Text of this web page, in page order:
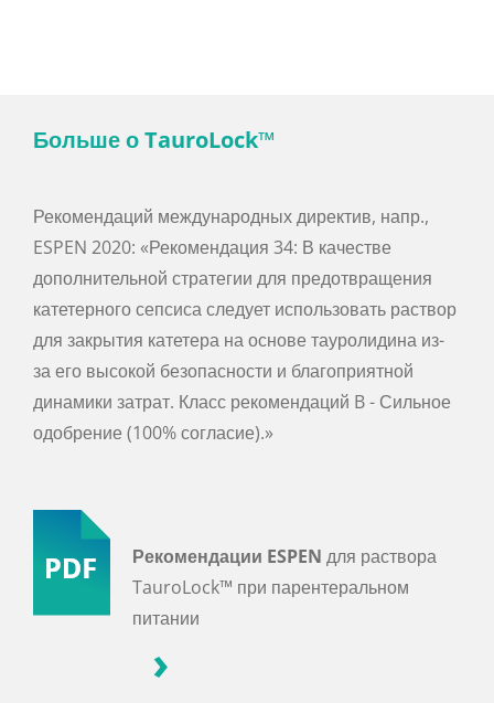
Больше о TauroLock™
Рекомендаций международных директив, напр.,
ESPEN 2020: «Рекомендация 34: В качестве
дополнительной стратегии для предотвращения
катетерного сепсиса следует использовать раствор
для закрытия катетера на основе тауролидина из-
за его высокой безопасности и благоприятной
динамики затрат. Класс рекомендаций B - Сильное
одобрение (100% согласие).»
Рекомендации ESPEN для раствора
TauroLock™ при парентеральном
питании